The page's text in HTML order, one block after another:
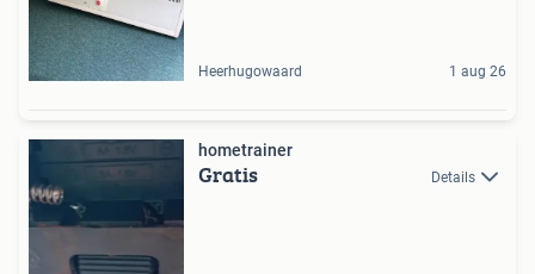
Heerhugowaard 1 aug 26
hometrainer
Gratis Details